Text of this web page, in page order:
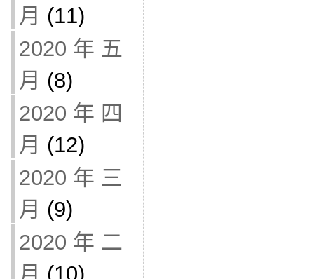
月 (11)
2020 年 五
月 (8)
2020 年 四
月 (12)
2020 年 三
月 (9)
2020 年 二
月 (10)